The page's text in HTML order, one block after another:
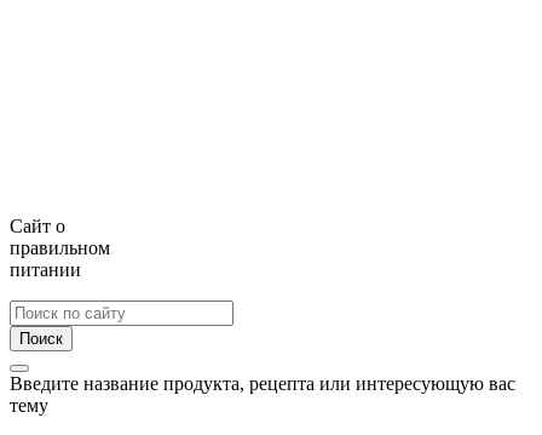
Сайт о
правильном
питании
Поиск
Введите название продукта, рецепта или интересующую вас
тему